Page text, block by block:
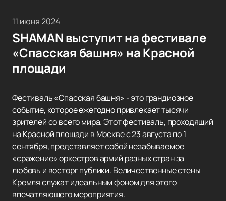
11 июня 2024
SHAMAN выступит на фестивале
«Спасская башня» на Красной
площади
Фестиваль «Спасская башня» - это грандиозное
событие, которое ежегодно привлекает тысячи
зрителей со всего мира. Этот фестиваль, проходящий
на Красной площади в Москве с 23 августа по 1
сентября, представляет собой незабываемое
«сражение» оркестров армий разных стран за
любовь и восторг публики. Величественные стены
Кремля служат идеальным фоном для этого
впечатляющего мероприятия.